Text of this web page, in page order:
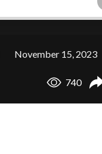
November 15, 2023
740